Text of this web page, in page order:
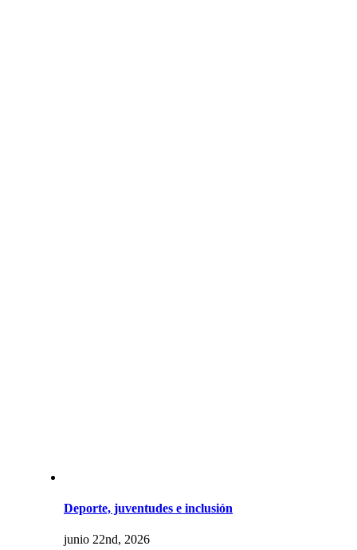
Deporte, juventudes e inclusión
junio 22nd, 2026